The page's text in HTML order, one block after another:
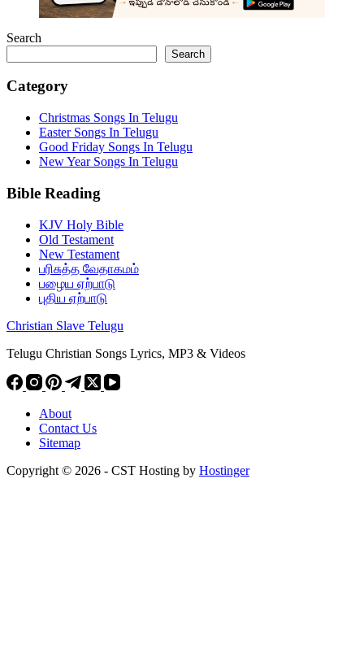
Search
Search
Category
Christmas Songs In Telugu
Easter Songs In Telugu
Good Friday Songs In Telugu
New Year Songs In Telugu
Bible Reading
KJV Holy Bible
Old Testament
New Testament
பரிசுத்த வேதாகமம்
பழைய ஏற்பாடு
புதிய ஏற்பாடு
Christian Slave Telugu
Telugu Christian Songs Lyrics, MP3 & Videos
About
Contact Us
Sitemap
Copyright © 2026 - CST Hosting by Hostinger